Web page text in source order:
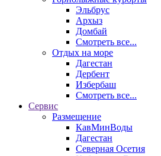
Эльбрус
Архыз
Домбай
Смотреть все...
Отдых на море
Дагестан
Дербент
Избербаш
Смотреть все...
Сервис
Размещение
КавМинВоды
Дагестан
Северная Осетия